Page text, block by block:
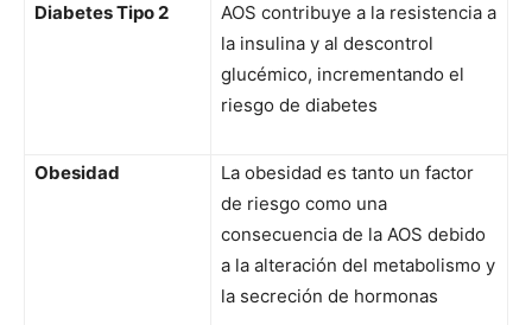
Diabetes Tipo 2
AOS contribuye a la resistencia a
la insulina y al descontrol
glucémico, incrementando el
riesgo de diabetes
Obesidad
La obesidad es tanto un factor
de riesgo como una
consecuencia de la AOS debido
a la alteración del metabolismo y
la secreción de hormonas